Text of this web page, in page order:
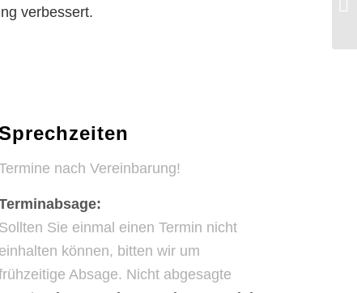
verbessert.
nach Vereinbarung!
Sollten Sie einmal einen Termin nicht
einhalten können, bitten wir um
Absage. Nicht abgesagte